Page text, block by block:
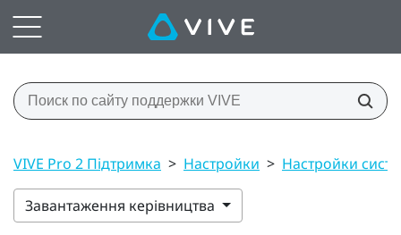
VIVE Pro 2 Підтримка > Настройки > Настройки
Завантаження керівництва